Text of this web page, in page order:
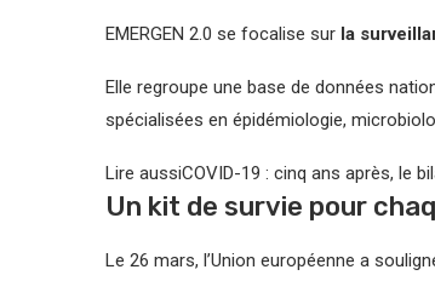
EMERGEN 2.0 se focalise sur la
Elle regroupe une base de données
spécialisées en épidémiologie,
Lire aussiCOVID-19 : cinq ans après, le
Un kit de survie pour
Le 26 mars, l’Union européenne a